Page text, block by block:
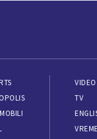
VIDEO
TV
VREME